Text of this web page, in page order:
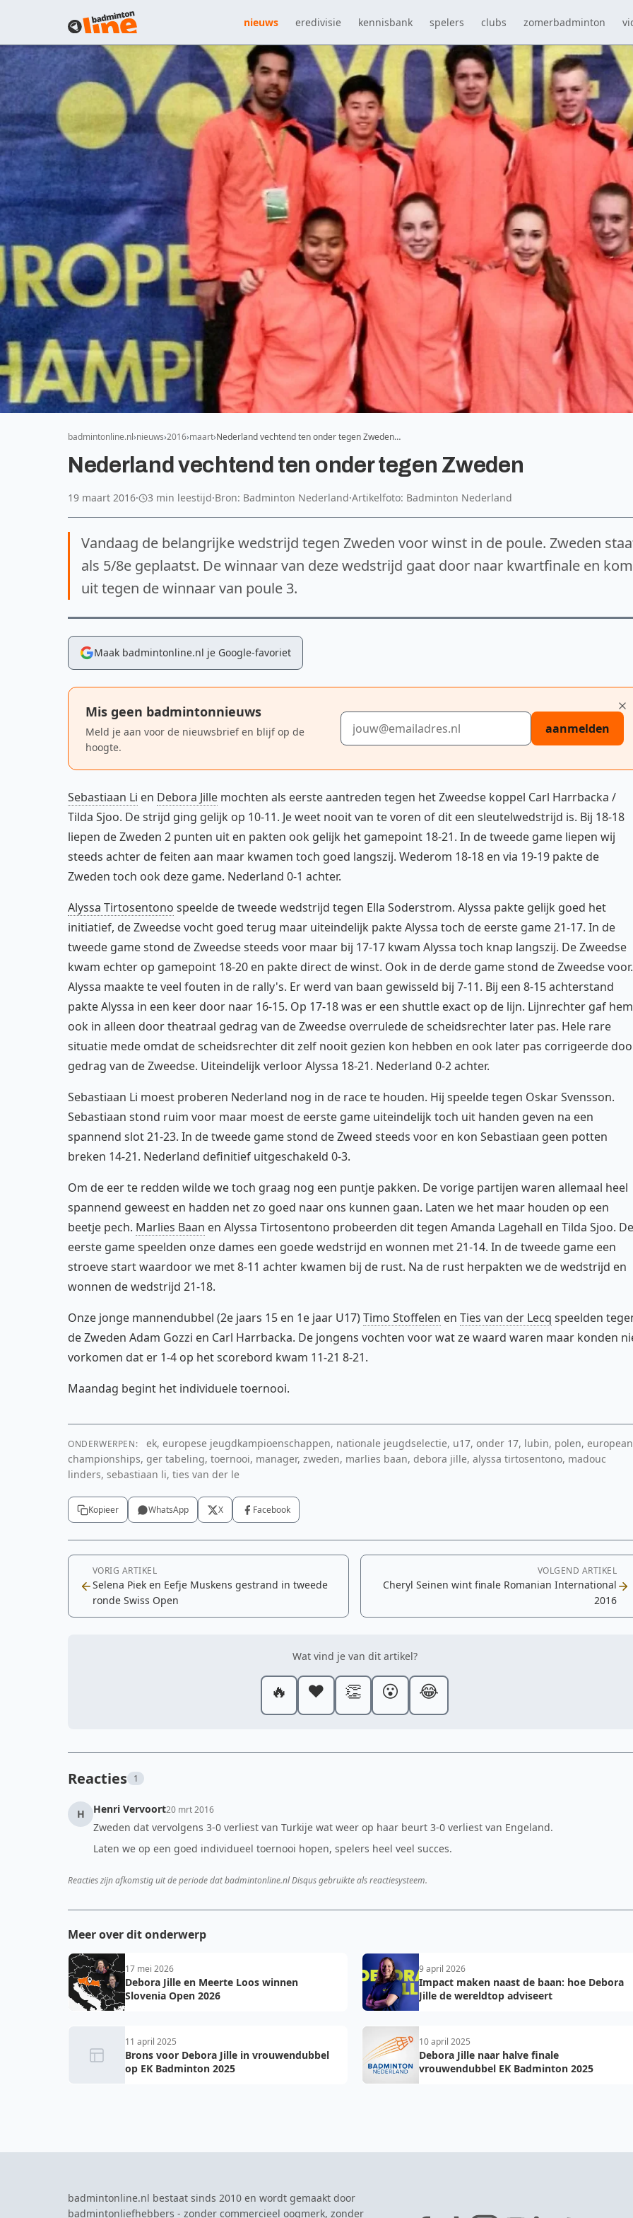
nieuws eredivisie kennisbank spelers clubs zomerbadminton
badmintonline.nl nieuws 2016 maart Nederland vechtend ten onder tegen Zweden…
Nederland vechtend ten onder tegen Zweden
19 maart 2016· 3 min leestijd·Bron: Badminton Nederland·Artikelfoto: Badminton Nederland
Vandaag de belangrijke wedstrijd tegen Zweden voor winst in de poule. Zweden
als 5/8e geplaatst. De winnaar van deze wedstrijd gaat door naar kwartfinale en
uit tegen de winnaar van poule 3.
Maak badmintonline.nl je Google-favoriet
Mis geen badmintonnieuws
Meld je aan voor de nieuwsbrief en blijf op de
hoogte.
E-mailadres
aanmelden
Sebastiaan Li en Debora Jille mochten als eerste aantreden tegen het Zweedse koppel Carl Harrbacka /
Tilda Sjoo. De strijd ging gelijk op 10-11. Je weet nooit van te voren of dit een sleutelwedstrijd is. Bij 18-18
liepen de Zweden 2 punten uit en pakten ook gelijk het gamepoint 18-21. In de tweede game liepen wij
steeds achter de feiten aan maar kwamen toch goed langszij. Wederom 18-18 en via 19-19 pakte de
Zweden toch ook deze game. Nederland 0-1 achter.
Alyssa Tirtosentono speelde de tweede wedstrijd tegen Ella Soderstrom. Alyssa pakte gelijk goed het
initiatief, de Zweedse vocht goed terug maar uiteindelijk pakte Alyssa toch de eerste game 21-17. In de
tweede game stond de Zweedse steeds voor maar bij 17-17 kwam Alyssa toch knap langszij. De Zweedse
kwam echter op gamepoint 18-20 en pakte direct de winst. Ook in de derde game stond de Zweedse voor.
Alyssa maakte te veel fouten in de rally's. Er werd van baan gewisseld bij 7-11. Bij een 8-15 achterstand
pakte Alyssa in een keer door naar 16-15. Op 17-18 was er een shuttle exact op de lijn. Lijnrechter gaf hem
ook in alleen door theatraal gedrag van de Zweedse overrulede de scheidsrechter later pas. Hele rare
situatie mede omdat de scheidsrechter dit zelf nooit gezien kon hebben en ook later pas corrigeerde
gedrag van de Zweedse. Uiteindelijk verloor Alyssa 18-21. Nederland 0-2 achter.
Sebastiaan Li moest proberen Nederland nog in de race te houden. Hij speelde tegen Oskar Svensson.
Sebastiaan stond ruim voor maar moest de eerste game uiteindelijk toch uit handen geven na een
spannend slot 21-23. In de tweede game stond de Zweed steeds voor en kon Sebastiaan geen potten
breken 14-21. Nederland definitief uitgeschakeld 0-3.
Om de eer te redden wilde we toch graag nog een puntje pakken. De vorige partijen waren allemaal heel
spannend geweest en hadden net zo goed naar ons kunnen gaan. Laten we het maar houden op een
beetje pech. Marlies Baan en Alyssa Tirtosentono probeerden dit tegen Amanda Lagehall en Tilda Sjoo. De
eerste game speelden onze dames een goede wedstrijd en wonnen met 21-14. In de tweede game een
stroeve start waardoor we met 8-11 achter kwamen bij de rust. Na de rust herpakten we de wedstrijd en
wonnen de wedstrijd 21-18.
Onze jonge mannendubbel (2e jaars 15 en 1e jaar U17)Timo Stoffelen en Ties van der Lecq speelden
de Zweden Adam Gozzi en Carl Harrbacka. De jongens vochten voor wat ze waard waren maar konden
vorkomen dat er 1-4 op het scorebord kwam 11-21 8-21.
Maandag begint het individuele toernooi.
ONDERWERPEN:
ek, europese jeugdkampioenschappen, nationale jeugdselectie, u17, onder 17, lubin, polen, european
championships, ger tabeling, toernooi, manager, zweden, marlies baan, debora jille, alyssa tirtosentono, madouc
linders, sebastiaan li, ties van der le
Kopieer WhatsApp X Facebook
VORIG ARTIKEL
Selena Piek en Eefje Muskens gestrand in tweede
ronde Swiss Open
VOLGEND ARTIKEL
Cheryl Seinen wint finale Romanian International
2016
Wat vind je van dit artikel?
🔥 ❤️ 👏 😮 😂
Reacties 1
H Henri Vervoort20 mrt 2016
Zweden dat vervolgens 3-0 verliest van Turkije wat weer op haar beurt 3-0 verliest van Engeland.
Laten we op een goed individueel toernooi hopen, spelers heel veel succes.
Reacties zijn afkomstig uit de periode dat badmintonline.nl Disqus gebruikte als reactiesysteem.
Meer over dit onderwerp
17 mei 2026
Debora Jille en Meerte Loos winnen
Slovenia Open 2026
9 april 2026
Impact maken naast de baan: hoe Debora
Jille de wereldtop adviseert
11 april 2025
Brons voor Debora Jille in vrouwendubbel
op EK Badminton 2025
10 april 2025
Debora Jille naar halve finale
vrouwendubbel EK Badminton 2025
badmintonline.nl bestaat sinds 2010 en wordt gemaakt door
badmintonliefhebbers - zonder commercieel oogmerk, zonder